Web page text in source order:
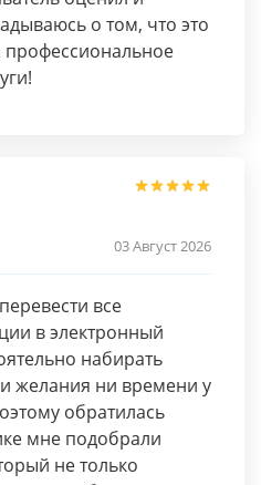
о том, что это
профессиональное
03 Август 2026
все
в электронный
набирать
желания ни времени у
обратилась
мне подобрали
не только